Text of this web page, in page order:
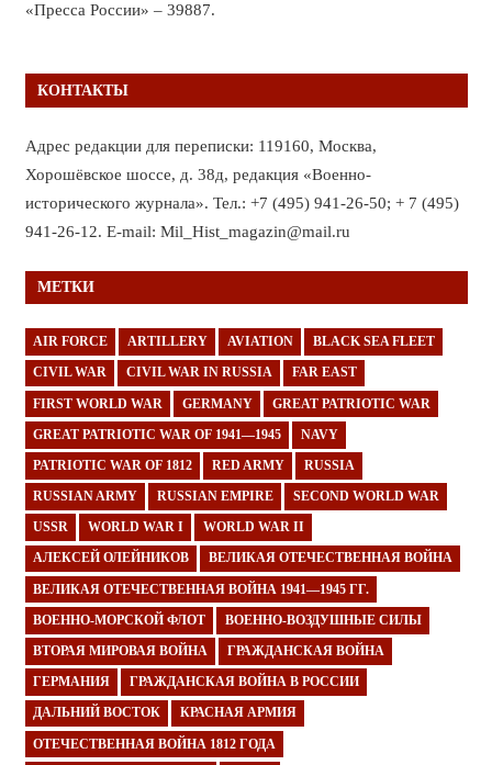
«Пресса России» – 39887.
КОНТАКТЫ
Адрес редакции для переписки: 119160, Москва,
Хорошёвское шоссе, д. 38д, редакция «Военно-
исторического журнала». Тел.: +7 (495) 941-26-50; + 7 (495)
941-26-12. E-mail: Mil_Hist_magazin@mail.ru
МЕТКИ
AIR FORCE ARTILLERY AVIATION BLACK SEA FLEET
CIVIL WAR CIVIL WAR IN RUSSIA FAR EAST
FIRST WORLD WAR GERMANY GREAT PATRIOTIC WAR
GREAT PATRIOTIC WAR OF 1941—1945 NAVY
PATRIOTIC WAR OF 1812 RED ARMY RUSSIA
RUSSIAN ARMY RUSSIAN EMPIRE SECOND WORLD WAR
USSR WORLD WAR I WORLD WAR II
АЛЕКСЕЙ ОЛЕЙНИКОВ ВЕЛИКАЯ ОТЕЧЕСТВЕННАЯ ВОЙНА
ВЕЛИКАЯ ОТЕЧЕСТВЕННАЯ ВОЙНА 1941—1945 ГГ.
ВОЕННО-МОРСКОЙ ФЛОТ ВОЕННО-ВОЗДУШНЫЕ СИЛЫ
ВТОРАЯ МИРОВАЯ ВОЙНА ГРАЖДАНСКАЯ ВОЙНА
ГЕРМАНИЯ ГРАЖДАНСКАЯ ВОЙНА В РОССИИ
ДАЛЬНИЙ ВОСТОК КРАСНАЯ АРМИЯ
ОТЕЧЕСТВЕННАЯ ВОЙНА 1812 ГОДА